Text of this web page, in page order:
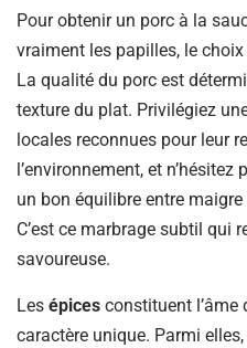
Pour obtenir un porc à la
vraiment les papilles, le
La qualité du porc est
texture du plat. Privilégiez
locales reconnues pour leur
l’environnement, et
un bon équilibre entre
C’est ce marbrage subtil qui
savoureuse.
Les épices constituent l’âme
caractère unique. Parmi